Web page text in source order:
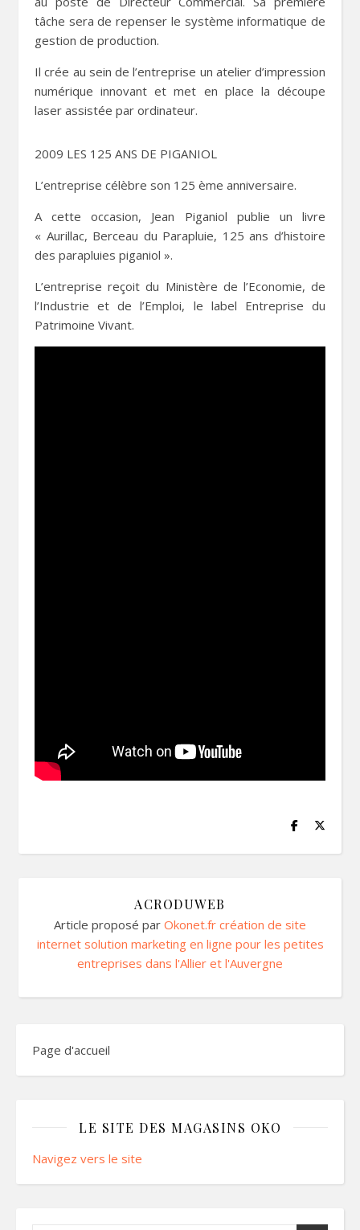
tâche sera de repenser le système informatique de
gestion de production.
Il crée au sein de l’entreprise un atelier d’impression
numérique innovant et met en place la découpe
laser assistée par ordinateur.
2009 LES 125 ANS DE PIGANIOL
L’entreprise célèbre son 125 ème anniversaire.
A cette occasion, Jean Piganiol publie un livre
« Aurillac, Berceau du Parapluie, 125 ans d’histoire
des parapluies piganiol ».
L’entreprise reçoit du Ministère de l’Economie, de
l’Industrie et de l’Emploi, le label Entreprise du
Patrimoine Vivant.
ACRODUWEB
Article proposé par Okonet.fr création de site
internet solution marketing en ligne pour les petites
entreprises dans l'Allier et l'Auvergne
Page d'accueil
LE SITE DES MAGASINS OKO
Navigez vers le site